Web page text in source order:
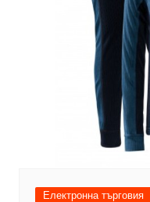
Електронна търговия